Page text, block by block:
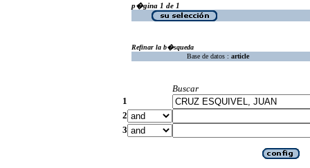
p�gina 1 de 1
Refinar la b�squeda
Base de datos : article
Buscar
1
2
3